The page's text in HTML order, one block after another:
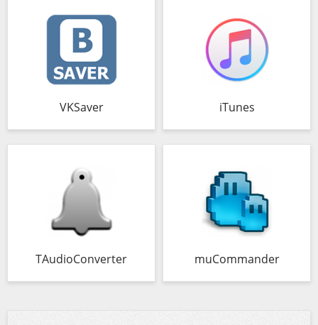
VKSaver iTunes
TAudioConverter muCommander